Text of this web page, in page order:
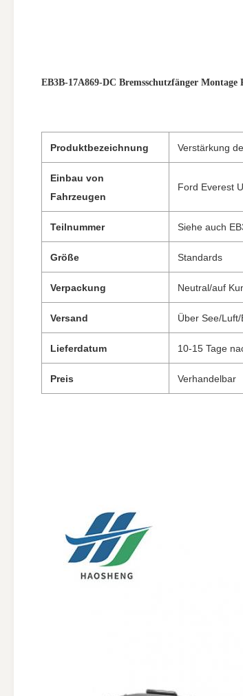
EB3B-17A869-DC Bremsschutzfänger
Produktbezeichnung Verstärkung
Einbau von
Fahrzeugen
Ford Everest
Teilnummer Siehe auch
Größe Standards
Verpackung Neutral/auf
Versand Über See/
Lieferdatum 10-15 Tage
Preis Verhandelbar